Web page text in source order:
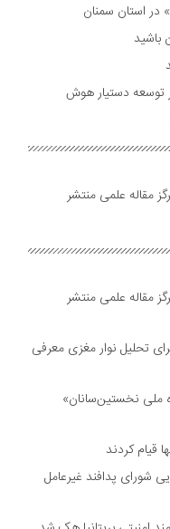
در استان سمنان
توسعه دستیار هوش
مقاله علمی منتشر
مقاله علمی منتشر
تحلیل نوار مغزی معرفی
ملی نخستین‌سانان»
قیام کردند
شورای پدافند غیرعامل